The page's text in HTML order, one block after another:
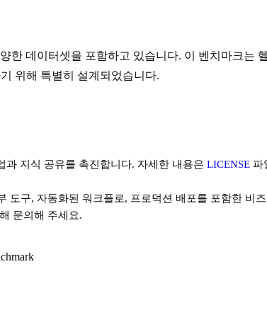
한 데이터셋을 포함하고 있습니다. 이 벤치마크는
위해 특별히 설계되었습니다.
지식 공유를 촉진합니다. 자세한 내용은 LICENSE 파
구, 자동화된 워크플로, 프로덕션 배포를 포함한 비
문의해 주세요.